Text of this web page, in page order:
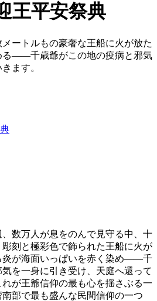
王平安祭典
ートルもの豪奢な王船に火が放た
る——千歳爺がこの地の疫病と邪気
ます。
数万人が息をのんで見守る中、十
刻と極彩色で飾られた王船に火が
炎が海面いっぱいを赤く染め——千
を一身に引き受け、天庭へ還って
が王爺信仰の最も心を揺さぶる一
部で最も盛んな民間信仰の一つ